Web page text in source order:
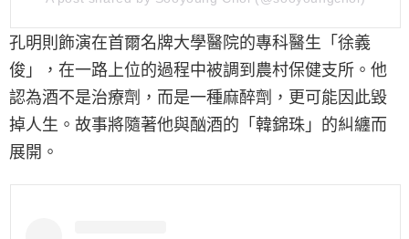
孔明則飾演在首爾名牌大學醫院的專科醫生「徐義
俊」，在一路上位的過程中被調到農村保健支所。他
認為酒不是治療劑，而是一種麻醉劑，更可能因此毀
掉人生。故事將隨著他與酗酒的「韓錦珠」的糾纏而
展開。